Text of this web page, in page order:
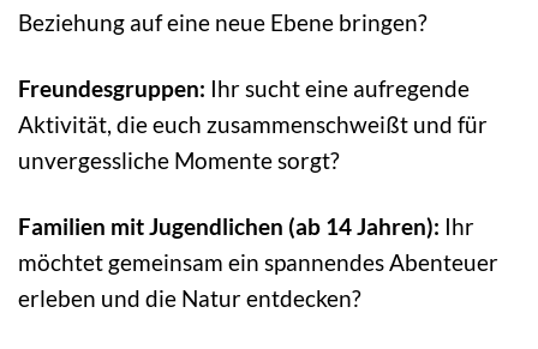
Beziehung auf eine neue Ebene bringen?
Freundesgruppen: Ihr sucht eine aufregende
Aktivität, die euch zusammenschweißt und für
unvergessliche Momente sorgt?
Familien mit Jugendlichen (ab 14 Jahren): Ihr
möchtet gemeinsam ein spannendes Abenteuer
erleben und die Natur entdecken?